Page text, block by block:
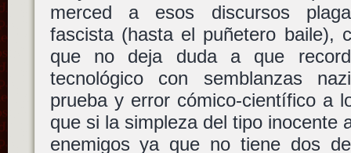
merced a esos discursos
fascista (hasta el puñetero baile),
que no deja duda a que
tecnológico con semblanzas
prueba y error cómico-científico a
que si la simpleza del tipo inocente
enemigos ya que no tiene dos